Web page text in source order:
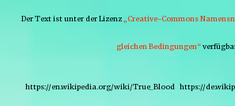
Der Text ist unter der Lizenz „Creative-Commons
gleichen Bedingungen“
https://en.wikipedia.org/wiki/True_Blood https://